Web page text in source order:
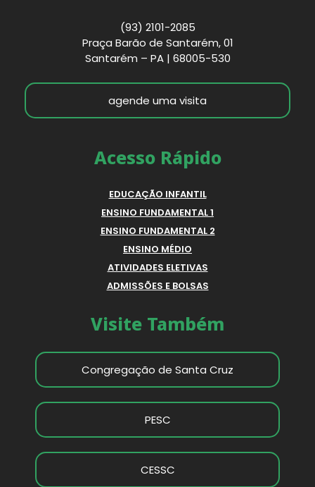
(93) 2101-2085
Praça Barão de Santarém, 01
Santarém – PA | 68005-530
agende uma visita
Acesso Rápido
EDUCAÇÃO INFANTIL
ENSINO FUNDAMENTAL 1
ENSINO FUNDAMENTAL 2
ENSINO MÉDIO
ATIVIDADES ELETIVAS
ADMISSÕES E BOLSAS
Visite Também
Congregação de Santa Cruz
PESC
CESSC